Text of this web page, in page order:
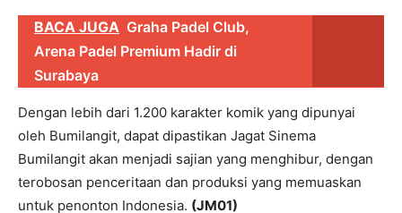
BACA JUGA Graha Padel Club,
Arena Padel Premium Hadir di
Surabaya
Dengan lebih dari 1.200 karakter komik yang dipunyai
oleh Bumilangit, dapat dipastikan Jagat Sinema
Bumilangit akan menjadi sajian yang menghibur, dengan
terobosan penceritaan dan produksi yang memuaskan
untuk penonton Indonesia. (JM01)